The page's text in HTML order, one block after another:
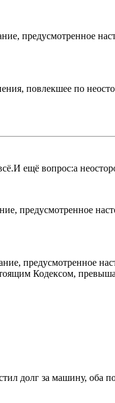
предусмотренное
повлекшее по
ещё вопрос:а
предусмотренное
предусмотренное
Кодексом,
долг за машину, оба